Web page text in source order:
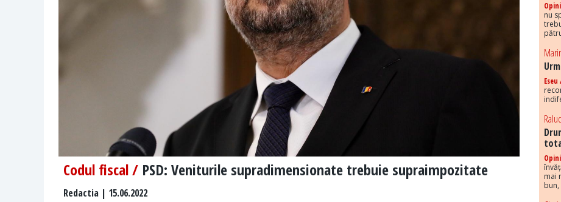
Codul fiscal / PSD: Veniturile supradimensionate trebuie supraimpozitate
Redactia | 15.06.2022
nu
Eseu
mai